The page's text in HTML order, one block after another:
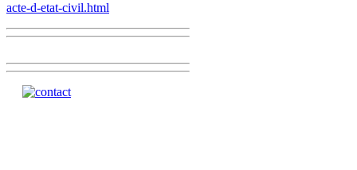
acte-d-etat-civil.html